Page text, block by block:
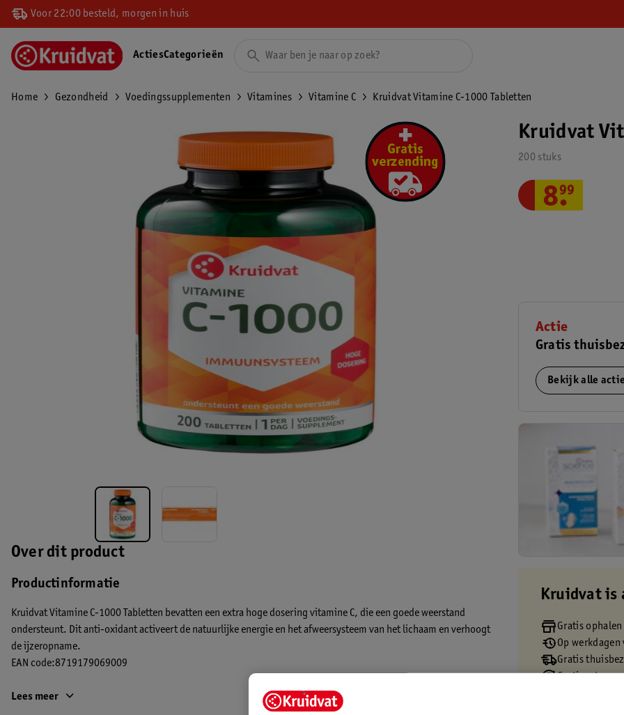
Voor 22:00 besteld, morgen in huis
ActiesCategorieën
Home Gezondheid Voedingssupplementen Vitamines Vitamine C Kruidvat Vitamine C-1000 Tabletten
Over dit product
Productinformatie
Kruidvat Vitamine C-1000 Tabletten bevatten een extra hoge dosering vitamine C, die een goede weerstand
ondersteunt. Dit anti-oxidant activeert de natuurlijke energie en het afweersysteem van het lichaam en verhoogt
de ijzeropname.
EAN code:8719179069009
Lees meer
Kruidvat
200 stuks
8.
99
Actie
Gratis
Bekijk alle
Kruidvat is
Gratis
Op
Gratis
Gratis
Gratis